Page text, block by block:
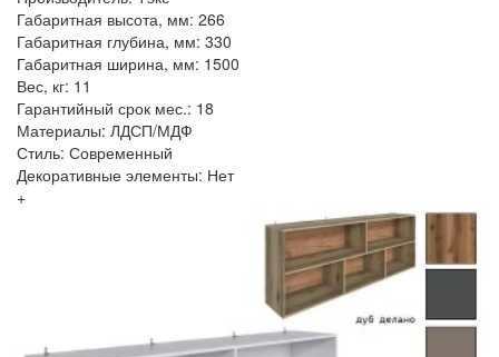
Габаритная высота, мм: 266
Габаритная глубина, мм: 330
Габаритная ширина, мм: 1500
Вес, кг: 11
Гарантийный срок мес.: 18
Материалы: ЛДСП/МДФ
Стиль: Современный
Декоративные элементы: Нет
+